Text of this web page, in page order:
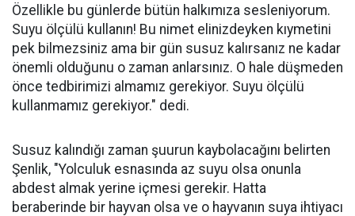
Özellikle bu günlerde bütün halkımıza sesleniyorum.
Suyu ölçülü kullanın! Bu nimet elinizdeyken kıymetini
pek bilmezsiniz ama bir gün susuz kalırsanız ne kadar
önemli olduğunu o zaman anlarsınız. O hale düşmeden
önce tedbirimizi almamız gerekiyor. Suyu ölçülü
kullanmamız gerekiyor." dedi.
Susuz kalındığı zaman şuurun kaybolacağını belirten
Şenlik, "Yolculuk esnasında az suyu olsa onunla
abdest almak yerine içmesi gerekir. Hatta
beraberinde bir hayvan olsa ve o hayvanın suya ihtiyacı